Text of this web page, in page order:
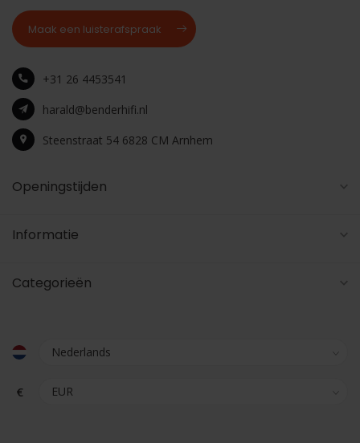
Maak een luisterafspraak
+31 26 4453541
harald@benderhifi.nl
Steenstraat 54 6828 CM Arnhem
Openingstijden
Informatie
Categorieën
€